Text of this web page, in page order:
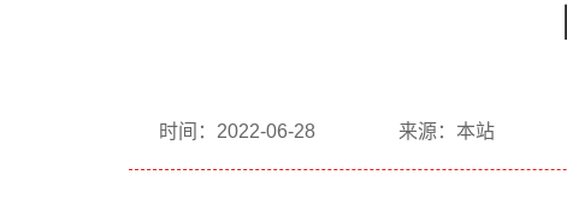
时间：2022-06-28 来源：本站